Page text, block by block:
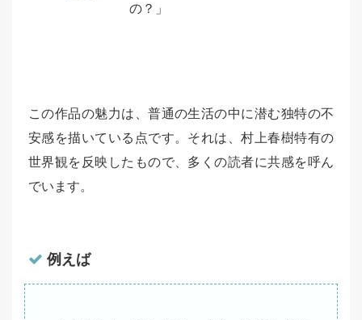
の？」
この作品の魅力は、普通の生活の中に潜む独特の不
安感を描いている点です。それは、村上春樹特有の
世界観を反映したもので、多くの読者に共感を呼ん
でいます。
例えば